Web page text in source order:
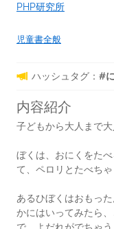
PHP研究所
児童書全般
ハッシュタグ： #
内容紹介
子どもから大人まで
ぼくは、おにくをた
て、ペロリとたべちゃ
あるひぼくはおもっ
かにはいってみたら